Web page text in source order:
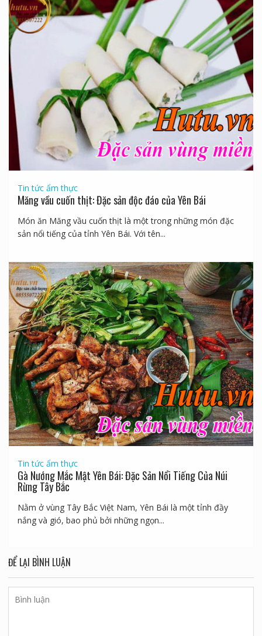
Tin tức ẩm thực
Măng vầu cuốn thịt: Đặc sản độc đáo của Yên Bái
Món ăn Măng vầu cuốn thịt là một trong những món đặc
sản nổi tiếng của tỉnh Yên Bái. Với tên...
Tin tức ẩm thực
Gà Nướng Mắc Mật Yên Bái: Đặc Sản Nổi Tiếng Của Núi
Rừng Tây Bắc
Nằm ở vùng Tây Bắc Việt Nam, Yên Bái là một tỉnh đầy
nắng và gió, bao phủ bởi những ngọn...
ĐỂ LẠI BÌNH LUẬN